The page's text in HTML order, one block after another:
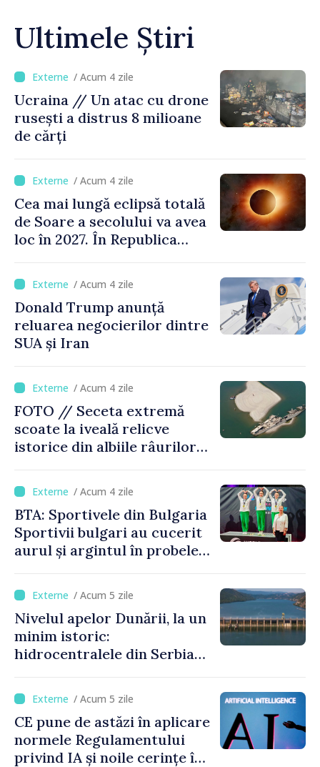
Ultimele Știri
/ Acum 4 zile
Ucraina // Un atac cu drone
rusești a distrus 8 milioane
de cărți
/ Acum 4 zile
Cea mai lungă eclipsă totală
de Soare a secolului va avea
loc în 2027. În Republica
acoperit în proporție de
până la 44%/ Acum 4 zile
Donald Trump anunță
reluarea negocierilor dintre
SUA și Iran
/ Acum 4 zile
FOTO // Seceta extremă
scoate la iveală relicve
istorice din albiile râurilor
/ Acum 4 zile
BTA: Sportivele din Bulgaria
Sportivii bulgari au cucerit
aurul și argintul în probele
de gimnastică aerobică de la
Oradea
/ Acum 5 zile
Nivelul apelor Dunării, la un
minim istoric:
hidrocentralele din Serbia
capacitate
/ Acum 5 zile
CE pune de astăzi în aplicare
normele Regulamentului
privind IA și noile cerințe în